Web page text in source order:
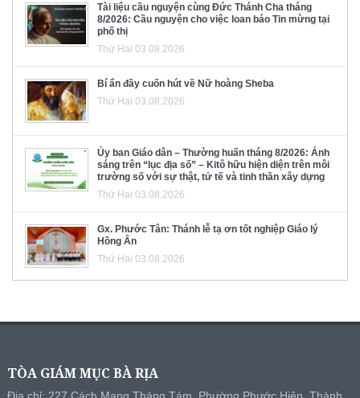
Tài liệu cầu nguyện cùng Đức Thánh Cha tháng
8/2026: Cầu nguyện cho việc loan báo Tin mừng tại
phố thị
Thứ Hai 03.08.2026
Bí ẩn đầy cuốn hút về Nữ hoàng Sheba
Thứ Hai 03.08.2026
Ủy ban Giáo dân – Thường huấn tháng 8/2026: Ánh
sáng trên “lục địa số” – Kitô hữu hiện diện trên môi
trường số với sự thật, tử tế và tinh thần xây dựng
Thứ Hai 03.08.2026
Gx. Phước Tân: Thánh lễ tạ ơn tốt nghiệp Giáo lý
Hồng Ân
Thứ Hai 03.08.2026
TÒA GIÁM MỤC BÀ RỊA